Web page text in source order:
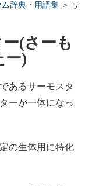
いますか？ - アクアリ
辞典・用語集 ＞ サ
(さーも
ー)
あるサーモスタ
ーが一体になっ
の生体用に特化